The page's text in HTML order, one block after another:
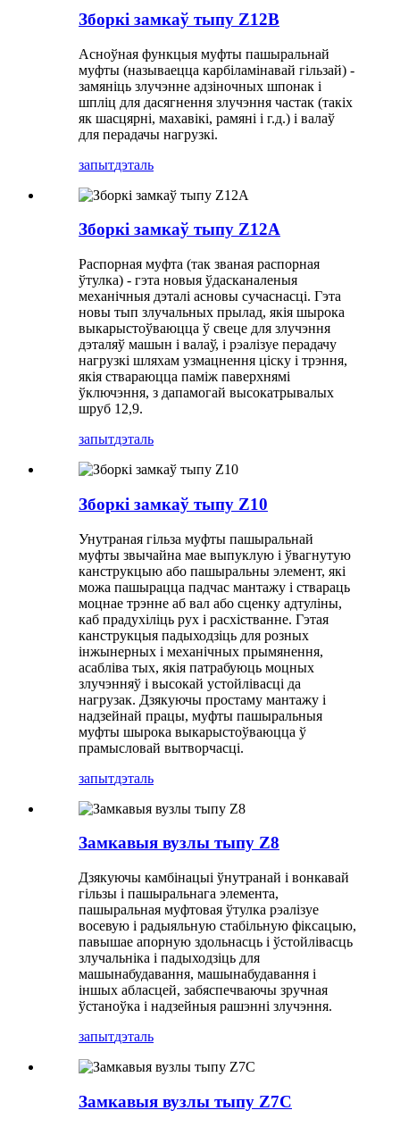
Зборкі замкаў тыпу Z12B
Асноўная функцыя муфты пашыральнай
муфты (называецца карбіламінавай гільзай) -
замяніць злучэнне адзіночных шпонак і
шпліц для дасягнення злучэння частак (такіх
як шасцярні, махавікі, рамяні і г.д.) і валаў
для перадачы нагрузкі.
запытдэталь
Зборкі замкаў тыпу Z12A
Распорная муфта (так званая распорная
ўтулка) - гэта новыя ўдасканаленыя
механічныя дэталі асновы сучаснасці. Гэта
новы тып злучальных прылад, якія шырока
выкарыстоўваюцца ў свеце для злучэння
дэталяў машын і валаў, і рэалізуе перадачу
нагрузкі шляхам узмацнення ціску і трэння,
якія ствараюцца паміж паверхнямі
ўключэння, з дапамогай высокатрывалых
шруб 12,9.
запытдэталь
Зборкі замкаў тыпу Z10
Унутраная гільза муфты пашыральнай
муфты звычайна мае выпуклую і ўвагнутую
канструкцыю або пашыральны элемент, які
можа пашырацца падчас мантажу і ствараць
моцнае трэнне аб вал або сценку адтуліны,
каб прадухіліць рух і расхістванне. Гэтая
канструкцыя падыходзіць для розных
інжынерных і механічных прымянення,
асабліва тых, якія патрабуюць моцных
злучэнняў і высокай устойлівасці да
нагрузак. Дзякуючы простаму мантажу і
надзейнай працы, муфты пашыральныя
муфты шырока выкарыстоўваюцца ў
прамысловай вытворчасці.
запытдэталь
Замкавыя вузлы тыпу Z8
Дзякуючы камбінацыі ўнутранай і вонкавай
гільзы і пашыральнага элемента,
пашыральная муфтовая ўтулка рэалізуе
восевую і радыяльную стабільную фіксацыю,
павышае апорную здольнасць і ўстойлівасць
злучальніка і падыходзіць для
машынабудавання, машынабудавання і
іншых абласцей, забяспечваючы зручная
ўстаноўка і надзейныя рашэнні злучэння.
запытдэталь
Замкавыя вузлы тыпу Z7C